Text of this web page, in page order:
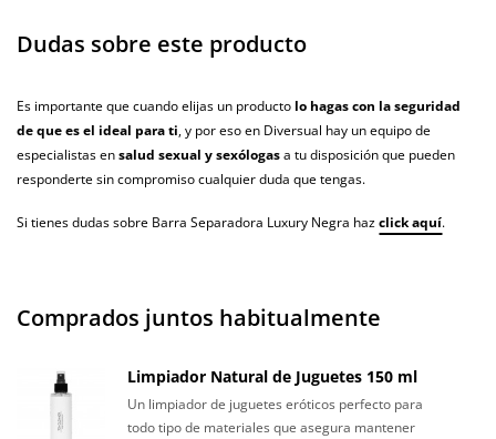
Dudas sobre este producto
Es importante que cuando elijas un producto lo hagas con la seguridad
de que es el ideal para ti, y por eso en Diversual hay un equipo de
especialistas ensalud sexual y sexólogasa tu disposición que pueden
responderte sin compromiso cualquier duda que tengas.
Si tienes dudas sobre Barra Separadora Luxury Negra hazclick aquí.
Comprados juntos habitualmente
Limpiador Natural de Juguetes 150 ml
Un limpiador de juguetes eróticos perfecto para
todo tipo de materiales que asegura mantener